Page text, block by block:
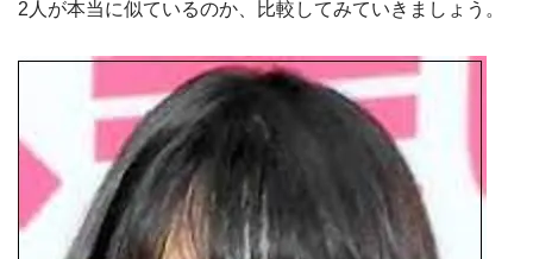
2人が本当に似ているのか、比較してみていきましょう。